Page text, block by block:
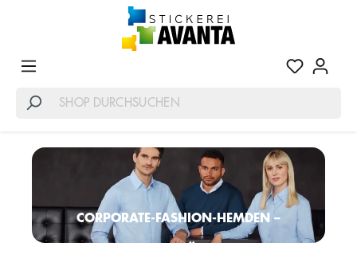
CORPORATE-FASHION-HEMDEN –